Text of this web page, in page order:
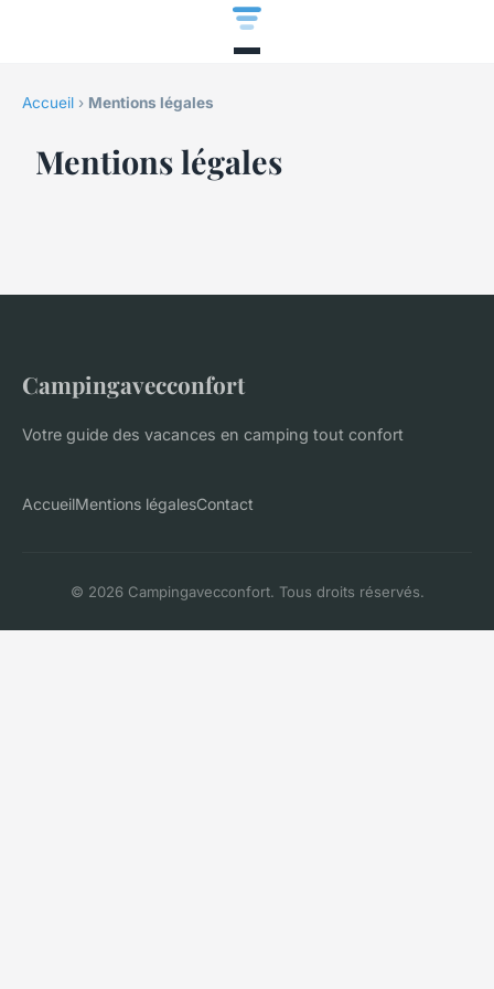
Accueil › Mentions légales
Mentions légales
Campingavecconfort
Votre guide des vacances en camping tout confort
AccueilMentions légalesContact
© 2026 Campingavecconfort. Tous droits réservés.